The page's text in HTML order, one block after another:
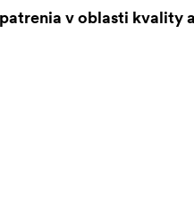
v oblasti kvality